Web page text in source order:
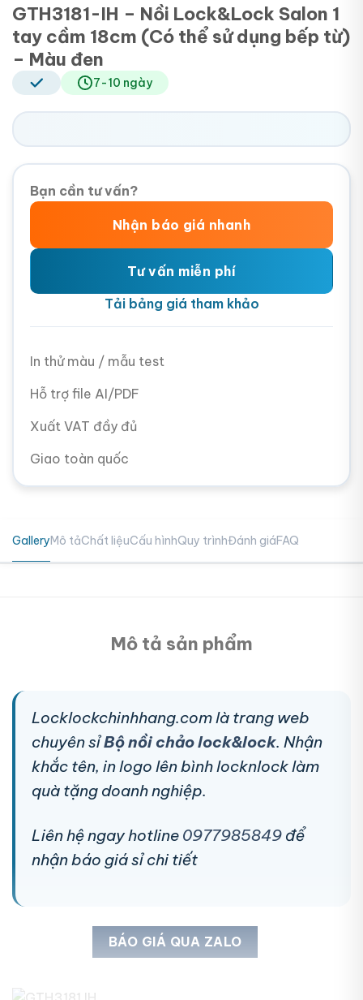
GTH3181-IH – Nồi Lock&Lock Salon 1
tay cầm 18cm (Có thể sử dụng bếp từ)
– Màu đen
7-10 ngày
Bạn cần tư vấn?
Nhận báo giá nhanh
Tư vấn miễn phí
Tải bảng giá tham khảo
In thử màu / mẫu test
Hỗ trợ file AI/PDF
Xuất VAT đầy đủ
Giao toàn quốc
GalleryMô tảChất liệuCấu hìnhQuy trìnhĐánh giáFAQ
Mô tả sản phẩm
Locklockchinhhang.com là trang web
chuyên sỉBộ nồi chảo lock&lock. Nhận
khắc tên, in logo lên bình locknlock làm
quà tặng doanh nghiệp.
Liên hệ ngay hotline 0977985849 để
nhận báo giá sỉ chi tiết
BÁO GIÁ QUA ZALO